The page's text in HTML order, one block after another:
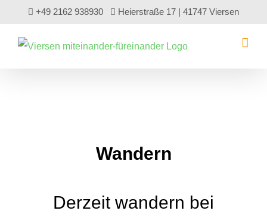
springen
+49 2162 938930 Heierstraße 17 | 41747 Viersen
Wandern
Derzeit wandern bei